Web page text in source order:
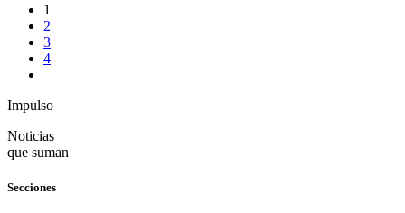
1
2
3
4
Impulso
Noticias
que suman
Secciones